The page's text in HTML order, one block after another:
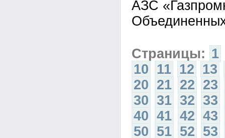
АЗС
Страницы: 1
10 11 12 13
20 21 22 23
30 31 32 33
40 41 42 43
50 51 52 53